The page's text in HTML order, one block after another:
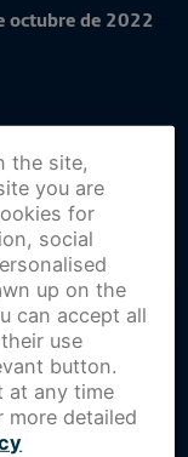
octubre de 2022
the site,
you are
for
social
up on the
can accept all
use
button.
at any time
detailed